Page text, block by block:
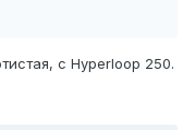
с Hyperloop 250.